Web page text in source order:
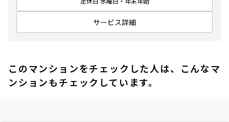
サービス詳細
このマンションをチェックした人は、こんなマ
ンションもチェックしています。